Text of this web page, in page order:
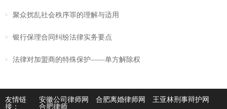
聚众扰乱社会秩序罪的理解与适用
银行保理合同纠纷法律实务要点
法律对加盟商的特殊保护——单方解除权
友情链
接：
安徽公司律师网 合肥离婚律师网
王亚林刑事辩护网
合肥律师